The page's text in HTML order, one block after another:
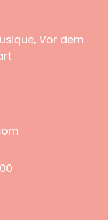
Vor dem